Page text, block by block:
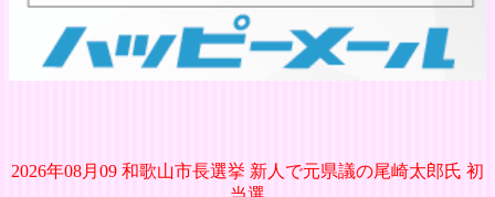
2026年08月09 和歌山市長選挙 新人で元県議の尾崎太郎氏 初